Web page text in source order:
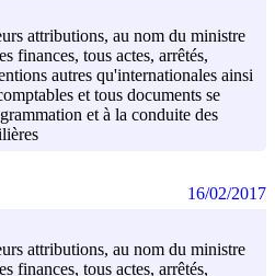
attributions, au nom du ministre
finances, tous actes, arrêtés,
autres qu'internationales ainsi
et tous documents se
et à la conduite des
attributions, au nom du ministre
finances, tous actes, arrêtés,
16/02/2017